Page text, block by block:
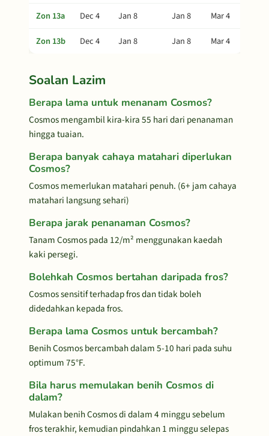
Zon 13a Dec 4 Jan 8 Jan 8
Mar 4
Zon 13b
Dec 4 Jan 8 Jan 8 Mar 4
Soalan Lazim
Berapa lama untuk menanam Cosmos?
Cosmos mengambil kira-kira 55 hari dari penanaman
hingga tuaian.
Berapa banyak cahaya matahari diperlukan
Cosmos?
Cosmos memerlukan matahari penuh. (6+ jam cahaya
matahari langsung sehari)
Berapa jarak penanaman Cosmos?
Tanam Cosmos pada 12/m² menggunakan kaedah
kaki persegi.
Bolehkah Cosmos bertahan daripada fros?
Cosmos sensitif terhadap fros dan tidak boleh
didedahkan kepada fros.
Berapa lama Cosmos untuk bercambah?
Benih Cosmos bercambah dalam 5-10 hari pada suhu
optimum 75°F.
Bila harus memulakan benih Cosmos di
dalam?
Mulakan benih Cosmos di dalam 4 minggu sebelum
fros terakhir, kemudian pindahkan 1 minggu selepas